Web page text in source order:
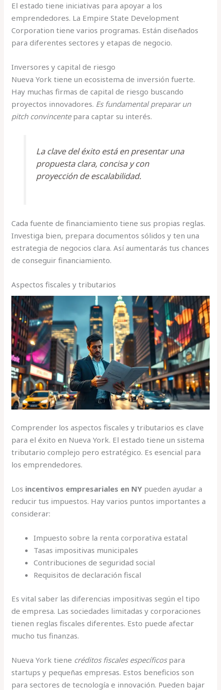
El estado tiene iniciativas para apoyar a los
emprendedores. La Empire State Development
Corporation tiene varios programas. Están diseñados
para diferentes sectores y etapas de negocio.
Inversores y capital de riesgo
Nueva York tiene un ecosistema de inversión fuerte.
Hay muchas firmas de capital de riesgo buscando
proyectos innovadores. Es fundamental preparar un
pitch convincentepara captar su interés.
La clave del éxito está en presentar una
propuesta clara, concisa y con
proyección de escalabilidad.
Cada fuente de financiamiento tiene sus propias reglas.
Investiga bien, prepara documentos sólidos y ten una
estrategia de negocios clara. Así aumentarás tus chances
de conseguir financiamiento.
Aspectos fiscales y tributarios
Comprender los aspectos fiscales y tributarios es clave
para el éxito en Nueva York. El estado tiene un sistema
tributario complejo pero estratégico. Es esencial para
los emprendedores.
Los incentivos empresariales en NY pueden ayudar a
reducir tus impuestos. Hay varios puntos importantes a
considerar:
Impuesto sobre la renta corporativa estatal
Tasas impositivas municipales
Contribuciones de seguridad social
Requisitos de declaración fiscal
Es vital saber las diferencias impositivas según el tipo
de empresa. Las sociedades limitadas y corporaciones
tienen reglas fiscales diferentes. Esto puede afectar
mucho tus finanzas.
Nueva York tiene créditos fiscales específicospara
startups y pequeñas empresas. Estos beneficios son
para sectores de tecnología e innovación. Pueden bajar